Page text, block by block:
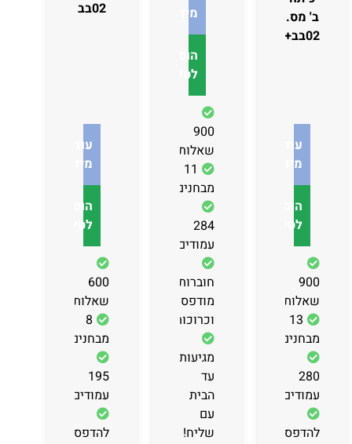
900
שאלות
13
מבחנים
280
עמודים
להדפסה
ב' מס.
02בב+03
עוד
מידע
הוספה
לסל
900
שאלות
11
מבחנים
284
עמודים
חוברות
מודפסות
וכרוכות
מגיעות
עד
הבית
עם
שליח!
מידע
הוספה
לסל
600
שאלות
8
מבחנים
195
עמודים
להדפסה
02בב
עוד
מידע
הוספה
לסל